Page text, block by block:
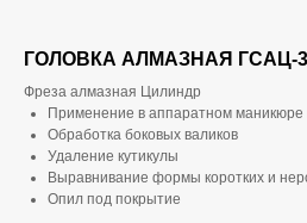
ГОЛОВКА АЛМАЗНАЯ ГСАЦ-
Фреза алмазная Цилиндр
Применение в аппаратном маникюре
Обработка боковых валиков
Удаление кутикулы
Выравнивание формы коротких и
Опил под покрытие